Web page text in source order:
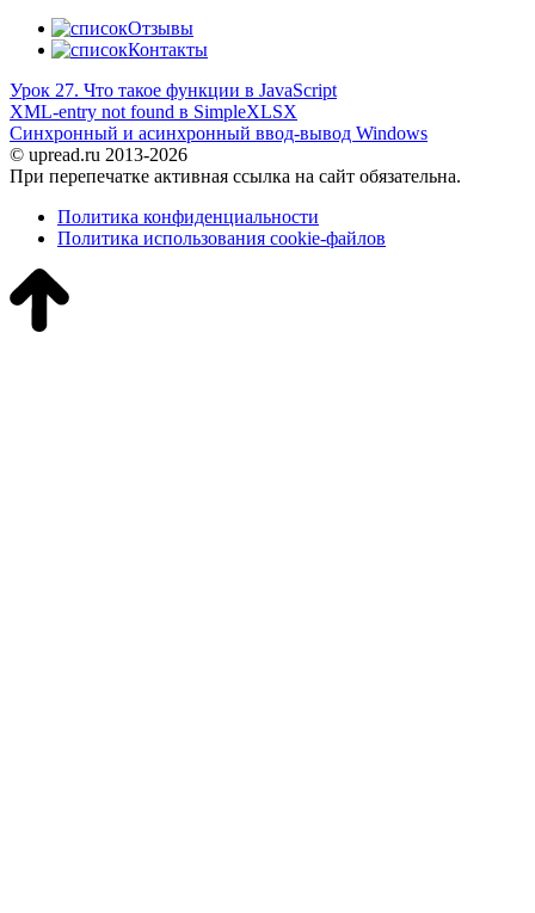
Отзывы
Контакты
Урок 27. Что такое функции в JavaScript
XML-entry not found в SimpleXLSX
Синхронный и асинхронный ввод-вывод Windows
© upread.ru 2013-2026
При перепечатке активная ссылка на сайт обязательна.
Политика конфиденциальности
Политика использования cookie-файлов